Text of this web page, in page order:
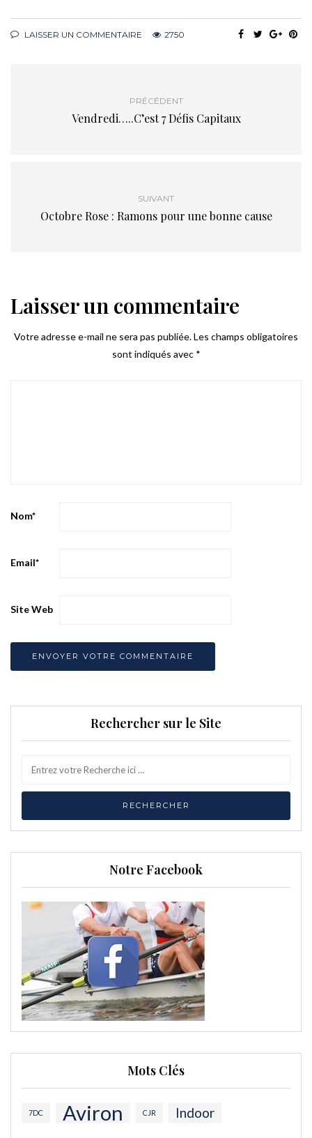
LAISSER UN COMMENTAIRE 2750
PRÉCÉDENT
Vendredi…..C’est 7 Défis Capitaux
SUIVANT
Octobre Rose : Ramons pour une bonne cause
Laisser un commentaire
Votre adresse e-mail ne sera pas publiée.Les champs obligatoires
sont indiqués avec *
Nom*
Email*
Site Web
Rechercher sur le Site
Notre Facebook
Mots Clés
7DC Aviron CJR Indoor